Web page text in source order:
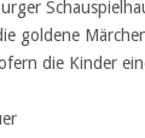
goldene
die Kinder